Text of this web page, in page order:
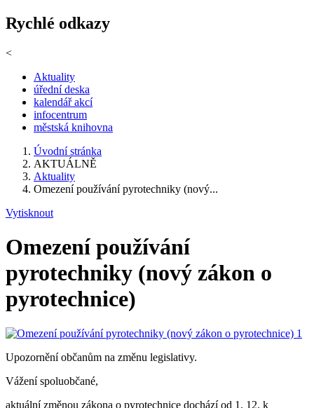
Rychlé odkazy
<
Aktuality
úřední deska
kalendář akcí
infocentrum
městská knihovna
Úvodní stránka
AKTUÁLNĚ
Aktuality
Omezení používání pyrotechniky (nový...
Vytisknout
Omezení používání
pyrotechniky (nový zákon o
pyrotechnice)
Upozornění občanům na změnu legislativy.
Vážení spoluobčané,
aktuální změnou zákona o pyrotechnice dochází od 1. 12. k